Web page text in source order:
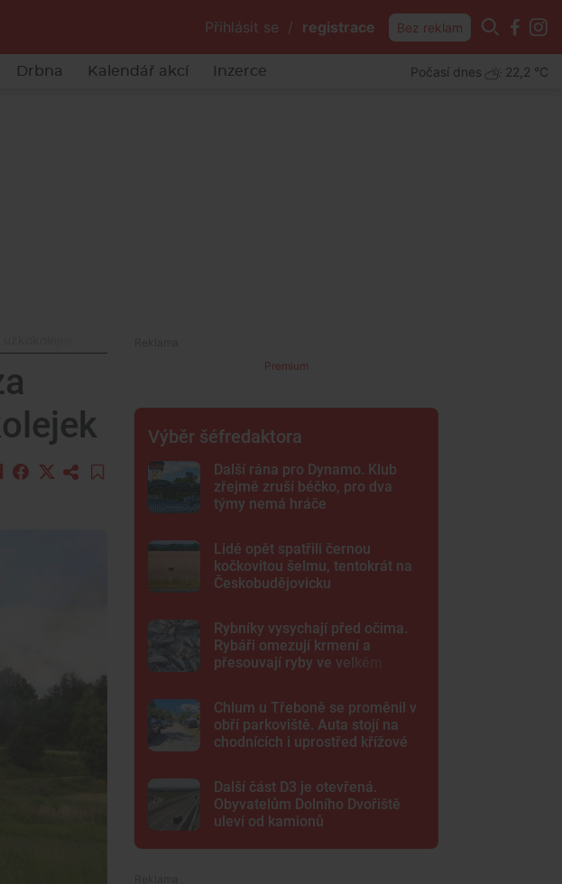
Přihlásit se / registrace Bez reklam
Drbna Kalendář akcí Inzerce Počasí dnes 22,2 °C
Premium
Výběr šéfredaktora
Další rána pro Dynamo. Klub
zřejmě zruší béčko, pro dva
týmy nemá hráče
Lidé opět spatřili černou
kočkovitou šelmu, tentokrát na
Českobudějovicku
Rybníky vysychají před očima.
Rybáři omezují krmení a
přesouvají ryby ve velkém
Chlum u Třeboně se proměnil v
obří parkoviště. Auta stojí na
chodnících i uprostřed křížové
Další část D3 je otevřená.
Obyvatelům Dolního Dvořiště
uleví od kamionů